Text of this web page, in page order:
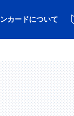
カードについて